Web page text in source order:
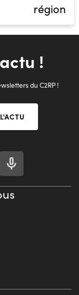
région
!
du C2RP !